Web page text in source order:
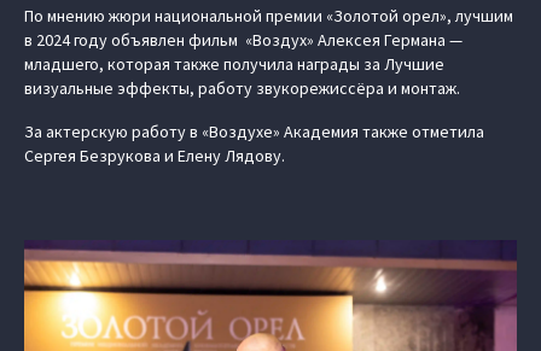
По мнению жюри национальной премии «Золотой орел», лучшим
в 2024 году объявлен фильм «Воздух» Алексея Германа —
младшего, которая также получила награды за Лучшие
визуальные эффекты, работу звукорежиссёра и монтаж.
За актерскую работу в «Воздухе» Академия также отметила
Сергея Безрукова и Елену Лядову.